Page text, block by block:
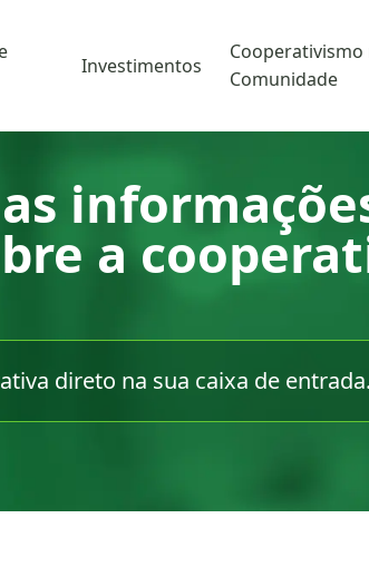
Investimentos
Cooperativismo
Comunidade
a
direto na sua caixa de entrada.